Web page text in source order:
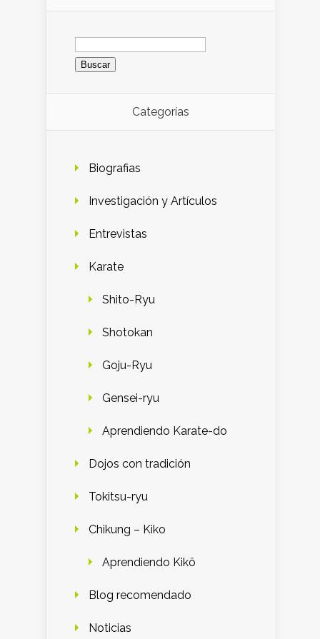
Buscar:
Categorías
Biografias
Investigación y Artículos
Entrevistas
Karate
Shito-Ryu
Shotokan
Goju-Ryu
Gensei-ryu
Aprendiendo Karate-do
Dojos con tradición
Tokitsu-ryu
Chikung – Kiko
Aprendiendo Kikô
Blog recomendado
Noticias